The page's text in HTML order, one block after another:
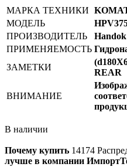
МАРКА ТЕХНИКИ
МОДЕЛЬ
ПРОИЗВОДИТЕЛЬ
ПРИМЕНЯЕМОСТЬ
ЗАМЕТКИ
REAR
ВНИМАНИЕ
В наличии
Почему купить 14174
лучше в компании